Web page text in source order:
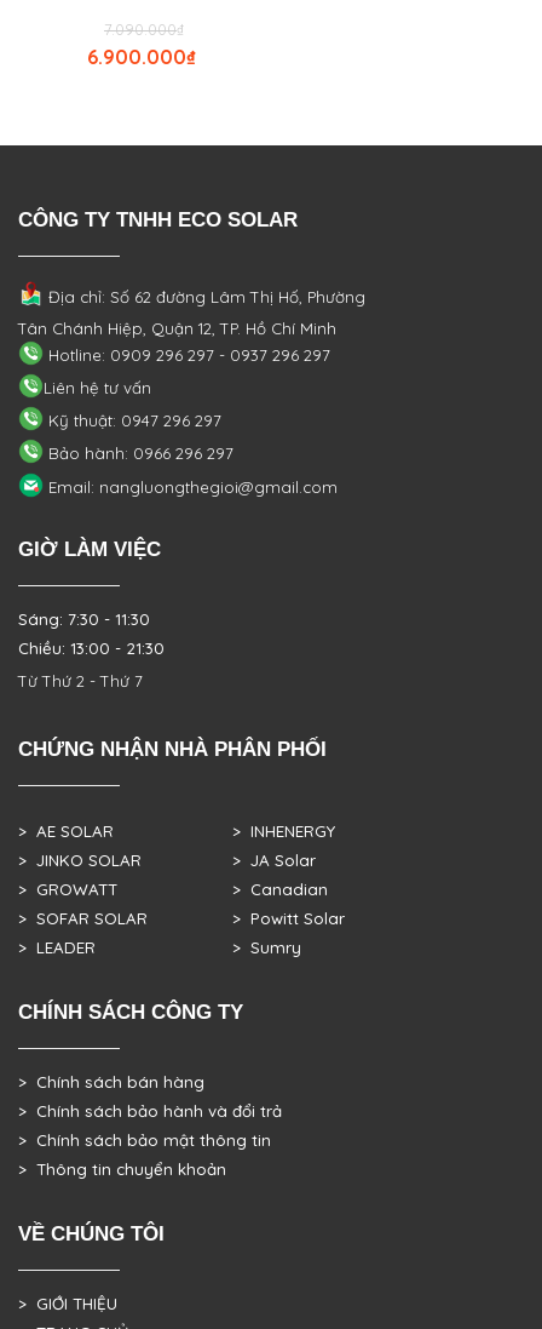
₫
7.090.000
₫
6.900.000
CÔNG TY TNHH ECO SOLAR
Địa chỉ: Số 62 đường Lâm Thị Hố, Phường
Tân Chánh Hiệp, Quận 12, TP. Hồ Chí Minh
Hotline: 0909 296 297 - 0937 296 297
Liên hệ tư vấn
Kỹ thuật: 0947 296 297
Bảo hành: 0966 296 297
Email: nangluongthegioi@gmail.com
GIỜ LÀM VIỆC
Sáng: 7:30 - 11:30
Chiều: 13:00 - 21:30
Từ Thứ 2 - Thứ 7
CHỨNG NHẬN NHÀ PHÂN PHỐI
> AE SOLAR
> JINKO SOLAR
> GROWATT
> SOFAR SOLAR
> LEADER
> INHENERGY
> JA Solar
> Canadian
> Powitt Solar
> Sumry
CHÍNH SÁCH CÔNG TY
> Chính sách bán hàng
> Chính sách bảo hành và đổi trả
> Chính sách bảo mật thông tin
> Thông tin chuyển khoản
VỀ CHÚNG TÔI
> GIỚI THIỆU